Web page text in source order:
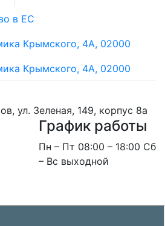
в ЕС
Крымского, 4А, 02000
Крымского, 4А, 02000
ул. Зеленая, 149, корпус 8а
График работы
Пн – Пт 08:00 – 18:00 Сб
– Вс выходной